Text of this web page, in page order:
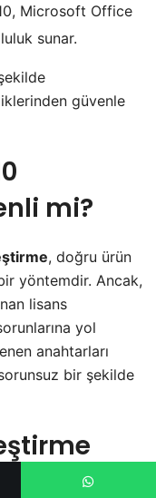
Microsoft Office
sunar.
güvenle
mi?
, doğru ürün
yöntemdir. Ancak,
lisans
yol
anahtarları
bir şekilde